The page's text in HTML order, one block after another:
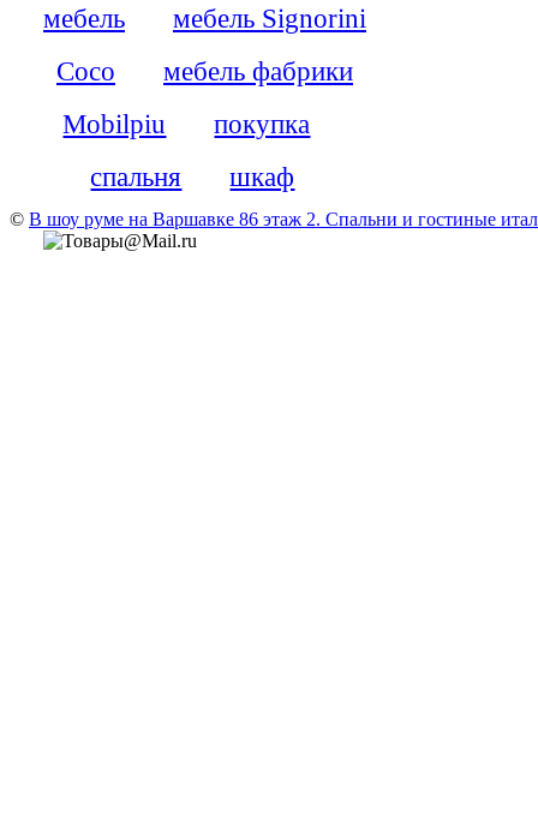
мебель
мебель Signorini
Coco
мебель фабрики
Mobilpiu
покупка
спальня
шкаф
© В шоу руме на Варшавке 86 этаж 2. Cпальни и гостиные